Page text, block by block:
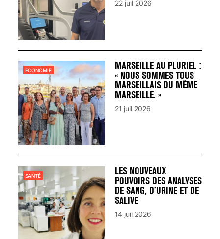
22 juil 2026
MARSEILLE AU PLURIEL :
« NOUS SOMMES TOUS
MARSEILLAIS DU MÊME
MARSEILLE. »
ECONOMIE
21 juil 2026
LES NOUVEAUX
POUVOIRS DES ANALYSES
DE SANG, D’URINE ET DE
SALIVE
SANTÉ
14 juil 2026